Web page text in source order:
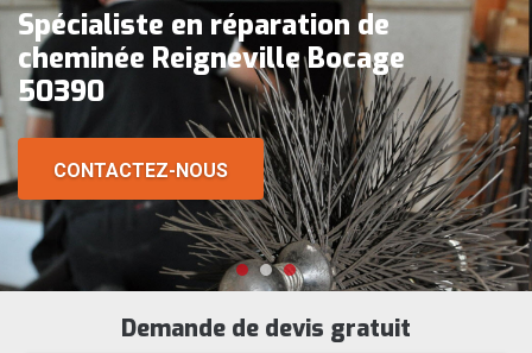
Spécialiste en réparation de
cheminée Reigneville Bocage
50390
CONTACTEZ-NOUS
Demande de devis gratuit